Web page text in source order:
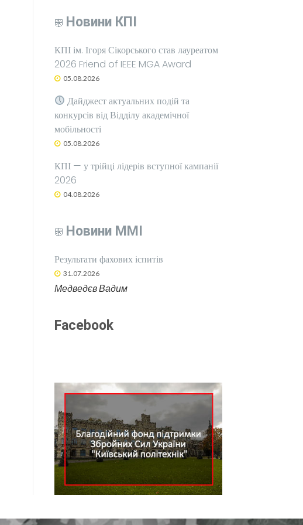
Новини КПІ
КПІ ім. Ігоря Сікорського став лауреатом
2026 Friend of IEEE MGA Award
05.08.2026
Дайджест актуальних подій та
конкурсів від Відділу академічної
мобільності
05.08.2026
КПІ — у трійці лідерів вступної кампанії
2026
04.08.2026
Новини ММІ
Результати фахових іспитів
31.07.2026
Медведєв Вадим
Facebook